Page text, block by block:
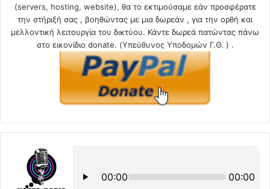
(servers, hosting, website), θα το εκτιμούσαμε εάν προσφέρατε
την στήριξή σας , βοηθώντας με μια δωρεάν , για την ορθή και
μελλοντική λειτουργία του δικτύου. Κάντε δωρεά πατώντας πάνω
στο εικονίδιο donate. (Υπεύθυνος Υποδομών Γ.Θ. ) .